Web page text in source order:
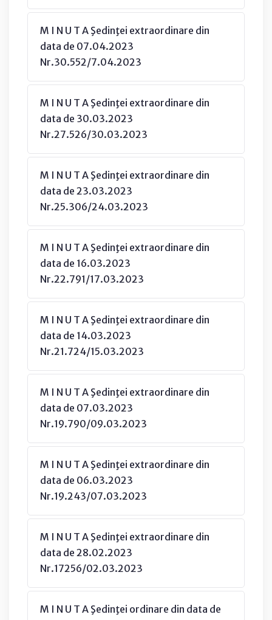
M I N U T A Şedinţei extraordinare din
data de 07.04.2023
Nr.30.552/7.04.2023
M I N U T A Şedinţei extraordinare din
data de 30.03.2023
Nr.27.526/30.03.2023
M I N U T A Şedinţei extraordinare din
data de 23.03.2023
Nr.25.306/24.03.2023
M I N U T A Şedinţei extraordinare din
data de 16.03.2023
Nr.22.791/17.03.2023
M I N U T A Şedinţei extraordinare din
data de 14.03.2023
Nr.21.724/15.03.2023
M I N U T A Şedinţei extraordinare din
data de 07.03.2023
Nr.19.790/09.03.2023
M I N U T A Şedinţei extraordinare din
data de 06.03.2023
Nr.19.243/07.03.2023
M I N U T A Şedinţei extraordinare din
data de 28.02.2023
Nr.17256/02.03.2023
M I N U T A Şedinţei ordinare din data de